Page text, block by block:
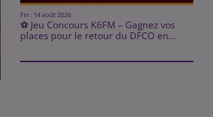
Fin : 14 août 2026
⚽ Jeu Concours K6FM – Gagnez vos
places pour le retour du DFCO en...